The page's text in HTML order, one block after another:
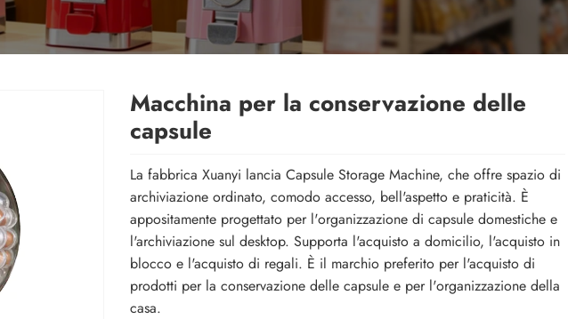
Macchina per la conservazione delle
capsule
La fabbrica Xuanyi lancia Capsule Storage Machine, che offre spazio di
archiviazione ordinato, comodo accesso, bell'aspetto e praticità. È
appositamente progettato per l'organizzazione di capsule domestiche e
l'archiviazione sul desktop. Supporta l'acquisto a domicilio, l'acquisto in
blocco e l'acquisto di regali. È il marchio preferito per l'acquisto di
prodotti per la conservazione delle capsule e per l'organizzazione della
casa.